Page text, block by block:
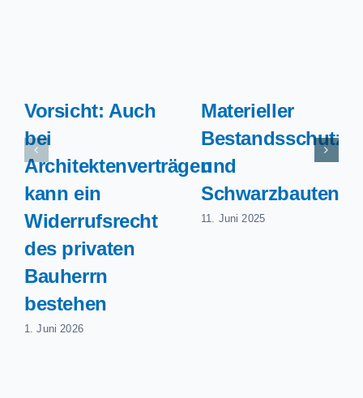
Vorsicht: Auch
bei
Architektenverträgen
kann ein
Widerrufsrecht
des privaten
Bauherrn
bestehen
1. Juni 2026
Materieller
Bestandsschutz
und
Schwarzbauten
11. Juni 2025